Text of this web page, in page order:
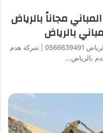
مجاناً بالرياض
مقاول هدم بالرياض | هدم المباني مجاناً بالرياض 0566639491 | شركة هدم
بالرياض…